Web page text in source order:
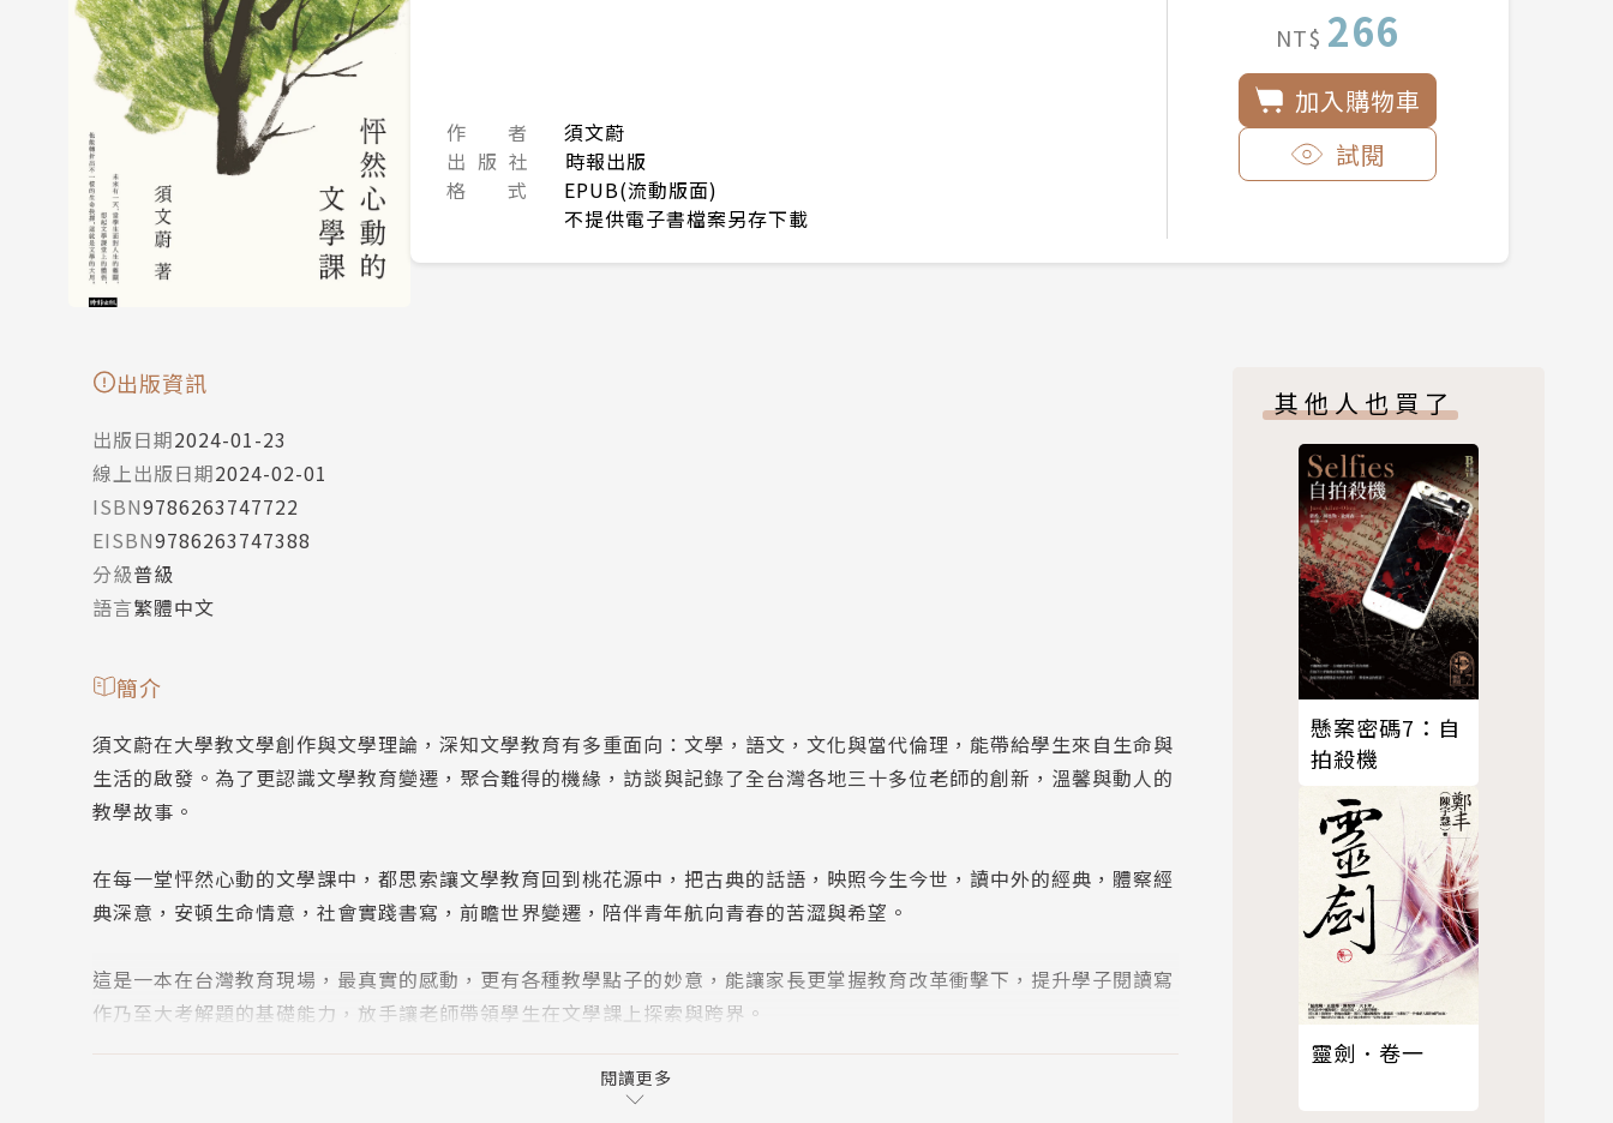
作 者
須文蔚
出 版 社
時報出版
格 式
EPUB(流動版面)
不提供電子書檔案另存下載
NT$ 266
加入購物車
試閱
出版資訊
出版日期2024-01-23
線上出版日期2024-02-01
ISBN9786263747722
EISBN9786263747388
分級普級
語言繁體中文
簡介
須文蔚在大學教文學創作與文學理論，深知文學教育有多重面向：文學，語文，文化與當代倫理，能帶給學生來自生命與
生活的啟發。為了更認識文學教育變遷，聚合難得的機緣，訪談與記錄了全台灣各地三十多位老師的創新，溫馨與動人的
教學故事。
在每一堂怦然心動的文學課中，都思索讓文學教育回到桃花源中，把古典的話語，映照今生今世，讀中外的經典，體察經
典深意，安頓生命情意，社會實踐書寫，前瞻世界變遷，陪伴青年航向青春的苦澀與希望。
這是一本在台灣教育現場，最真實的感動，更有各種教學點子的妙意，能讓家長更掌握教育改革衝擊下，提升學子閱讀寫
作乃至大考解題的基礎能力，放手讓老師帶領學生在文學課上探索與跨界。
閱讀更多
其他人也買了
懸案密碼7：自
拍殺機
靈劍．卷一